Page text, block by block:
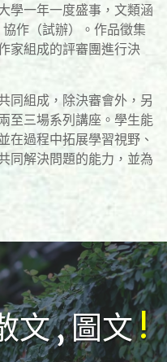
學一年一度盛事，文類涵
作（試辦）。作品徵集
家組成的評審團進行決
同組成，除決審會外，另
至三場系列講座。學生能
在過程中拓展學習視野、
同解決問題的能力，並為
文 , 圖文!